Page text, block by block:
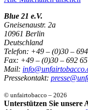
|
menschenwürdige
Arbeit
Menge
Blue 21 e.V.
Gneisenaustr. 2a
10961 Berlin
Deutschland
Telefon: +49 – (0)30 –
Fax: +49 – (0)30 – 692
Mail:
Pressekontakt:
© unfairtobacco – 2026
Unterstützen Sie unsere